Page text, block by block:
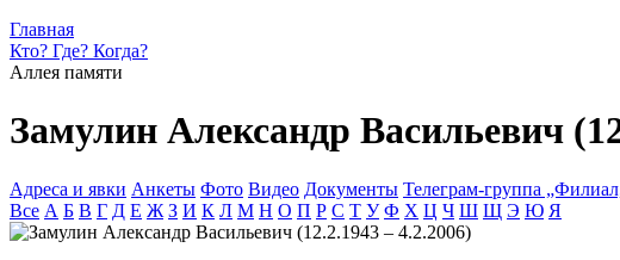
Главная
Кто? Где? Когда?
Аллея памяти
Замулин Александр Васильевич
Адреса и явки Анкеты Фото Видео Документы Телеграм-группа
Все А Б В Г Д Е Ж З И К Л М Н О П Р С Т У Ф Х Ц Ч Ш Щ Э Ю Я